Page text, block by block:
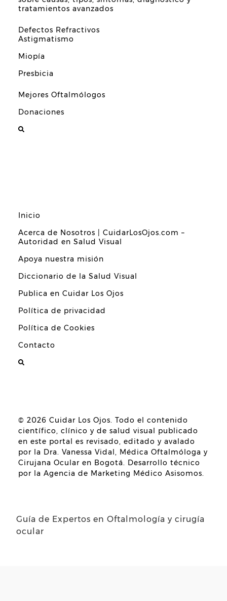
tratamientos avanzados
Defectos Refractivos
Astigmatismo
Miopía
Presbicia
Mejores Oftalmólogos
Donaciones
Inicio
Acerca de Nosotros | CuidarLosOjos.com –
Autoridad en Salud Visual
Apoya nuestra misión
Diccionario de la Salud Visual
Publica en Cuidar Los Ojos
Política de privacidad
Política de Cookies
Contacto
© 2026 Cuidar Los Ojos. Todo el contenido
científico, clínico y de salud visual publicado
en este portal es revisado, editado y avalado
por la Dra. Vanessa Vidal, Médica Oftalmóloga y
Cirujana Ocular en Bogotá. Desarrollo técnico
por la Agencia de Marketing Médico Asisomos.
Guía de Expertos en Oftalmología y cirugía
ocular